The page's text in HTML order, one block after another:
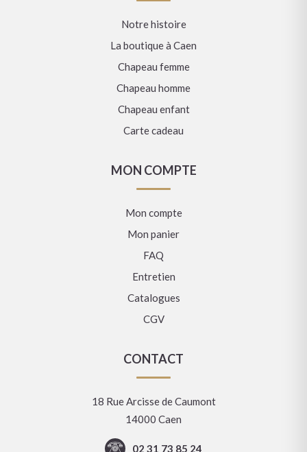
Notre histoire
La boutique à Caen
Chapeau femme
Chapeau homme
Chapeau enfant
Carte cadeau
MON COMPTE
Mon compte
Mon panier
FAQ
Entretien
Catalogues
CGV
CONTACT
18 Rue Arcisse de Caumont
14000 Caen
02 31 73 85 24